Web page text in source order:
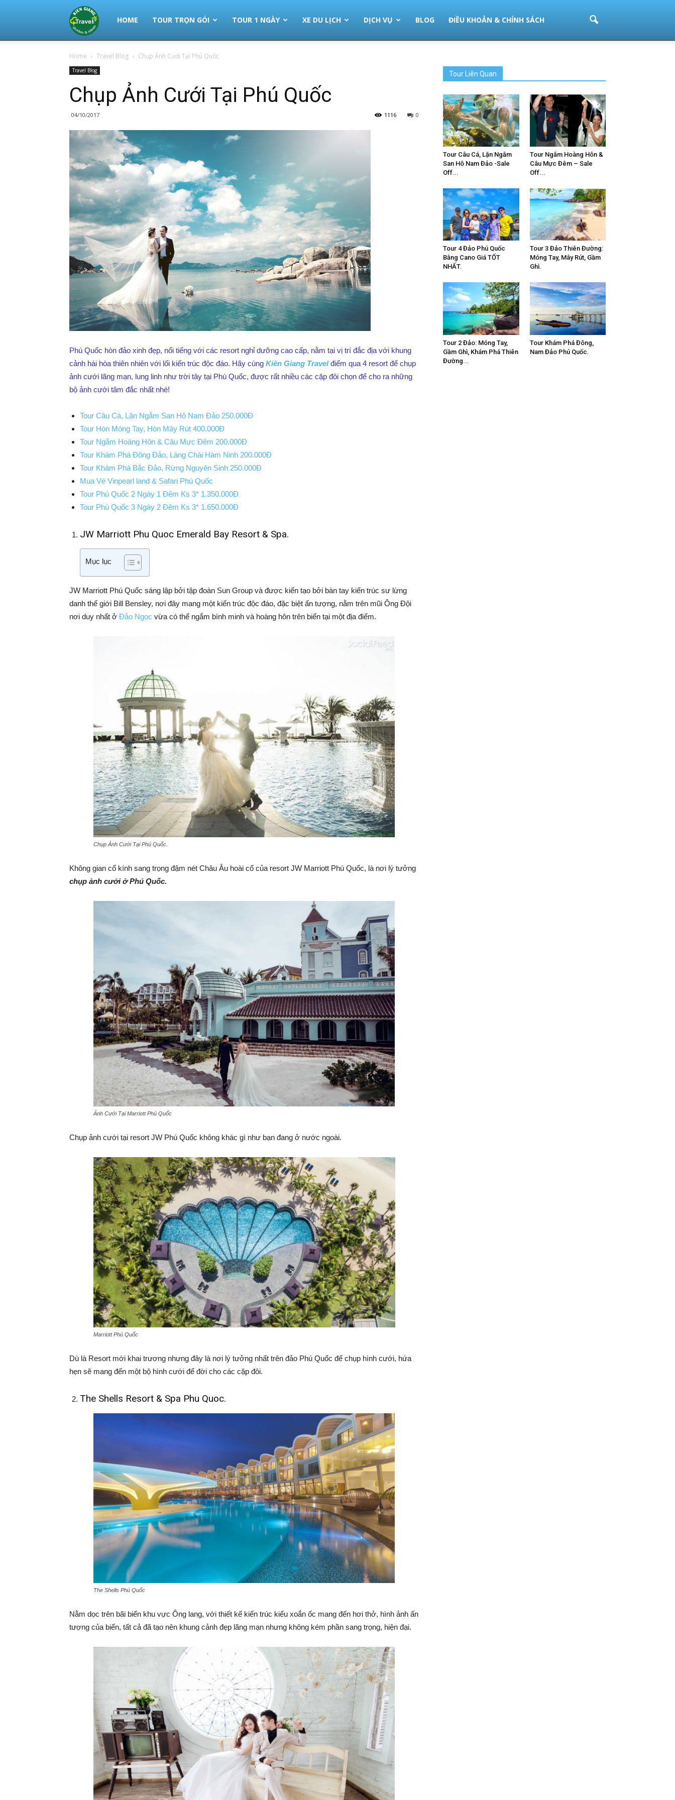
Thuê
Xe
Phú
Quốc
|
Phú
Quốc
Ngày
HOME TOUR TRỌN GÓI TOUR 1 NGÀY XE DU LỊCH DỊCH VỤ BLOG ĐIỀU KHOẢN & CHÍNH SÁCH
Home Travel Blog Chụp Ảnh Cưới Tại Phú Quốc
Travel Blog
Chụp Ảnh Cưới Tại Phú Quốc
04/10/2017 0
1116
Phú Quốc hòn đảo xinh đẹp, nổi tiếng với các resort nghỉ dưỡng cao cấp, nằm tại vị trí đắc địa với khung
cảnh hài hòa thiên nhiên với lối kiến trúc độc đáo. Hãy cùng Kiên Giang Travel điểm qua 4 resort để chụp
ảnh cưới lãng mạn, lung linh như trời tây tại Phú Quốc, được rất nhiều các cặp đôi chọn để cho ra những
bộ ảnh cưới tâm đắc nhất nhé!
Tour Câu Cá, Lặn Ngắm San Hô Nam Đảo 250.000Đ
Tour Hòn Móng Tay, Hòn Mây Rút 400.000Đ
Tour Ngắm Hoàng Hôn & Câu Mực Đêm 200.000Đ
Tour Khám Phá Đông Đảo, Làng Chài Hàm Ninh 200.000Đ
Tour Khám Phá Bắc Đảo, Rừng Nguyên Sinh 250.000Đ
Mua Vé Vinpearl land & Safari Phú Quốc
Tour Phú Quốc 2 Ngày 1 Đêm Ks 3* 1.350.000Đ
Tour Phú Quốc 3 Ngày 2 Đêm Ks 3* 1.650.000Đ
JW Marriott Phu Quoc Emerald Bay Resort & Spa.
Mục lục
JW Marriott Phú Quốc sáng lập bởi tập đoàn Sun Group và được kiến tạo bởi bàn tay kiến trúc sư lừng
danh thế giới Bill Bensley, nơi đây mang một kiến trúc độc đáo, đặc biệt ấn tượng, nằm trên mũi Ông Đội
nơi duy nhất ở Đảo Ngọc vừa có thể ngắm bình minh và hoàng hôn trên biển tại một địa điểm.
Chụp Ảnh Cưới Tại Phú Quốc.
Không gian cổ kính sang trọng đậm nét Châu Âu hoài cổ của resort JW Marriott Phú Quốc, là nơi lý tưởng
chụp ảnh cưới ở Phú Quốc.
Ảnh Cưới Tại Marriott Phú Quốc
Chụp ảnh cưới tại resort JW Phú Quốc không khác gì như bạn đang ở nước ngoài.
Marriott Phú Quốc
Dù là Resort mới khai trương nhưng đây là nơi lý tưởng nhất trên đảo Phú Quốc để chụp hình cưới, hứa
hẹn sẽ mang đến một bộ hình cưới để đời cho các cặp đôi.
The Shells Resort & Spa Phu Quoc.
The Shells Phú Quốc
Nằm dọc trên bãi biển khu vực Ông lang, với thiết kế kiến trúc kiểu xoắn ốc mang đến hơi thở, hình ảnh ấn
tượng của biển, tất cả đã tạo nên khung cảnh đẹp lãng mạn nhưng không kém phần sang trọng, hiện đại.
Tour Liên Quan
Tour Câu Cá, Lặn Ngắm
San Hô Nam Đảo -Sale
Off...
Tour Ngắm Hoàng Hôn &
Câu Mực Đêm – Sale
Off...
Tour 4 Đảo Phú Quốc
Bằng Cano Giá TỐT
NHẤT.
Tour 3 Đảo Thiên Đường:
Móng Tay, Mây Rút, Gầm
Ghì.
Tour 2 Đảo: Móng Tay,
Gầm Ghì, Khám Phá Thiên
Đường...
Tour Khám Phá Đông,
Nam Đảo Phú Quốc.